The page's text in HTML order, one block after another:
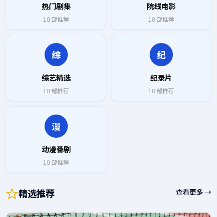
热门剧集
10部推荐
院线电影
10部推荐
综
综艺精选
10部推荐
纪
纪录片
10部推荐
漫
动漫番剧
10部推荐
精选推荐 查看更多 →